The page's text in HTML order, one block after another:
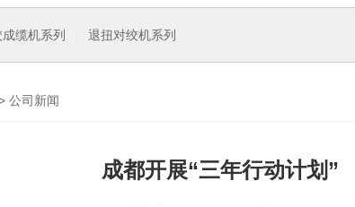
缆机系列 退扭对绞机系列
公司新闻
成都开展“三年行动计划”